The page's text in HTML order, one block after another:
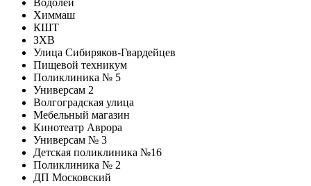
Химмаш
КШТ
ЗХВ
Улица Сибиряков-Гвардейцев
Пищевой техникум
Поликлиника № 5
Универсам 2
Волгоградская улица
Мебельный магазин
Кинотеатр Аврора
Универсам № 3
Детская поликлиника №16
Поликлиника № 2
ДП Московский